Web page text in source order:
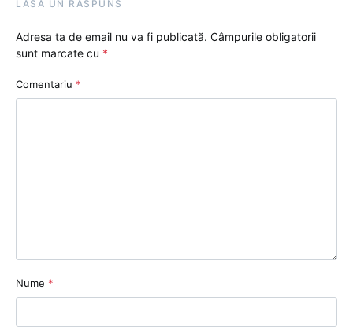
LASĂ UN RĂSPUNS
Adresa ta de email nu va fi publicată. Câmpurile obligatorii
sunt marcate cu *
Comentariu *
Nume *